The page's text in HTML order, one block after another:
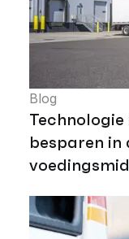
Blog
besparen